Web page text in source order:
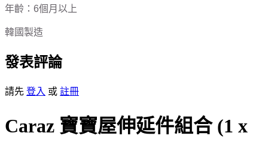
年齡：6個月以上
韓國製造
發表評論
請先 登入 或 註冊
Caraz 寶寶屋伸延件組合 (1 x